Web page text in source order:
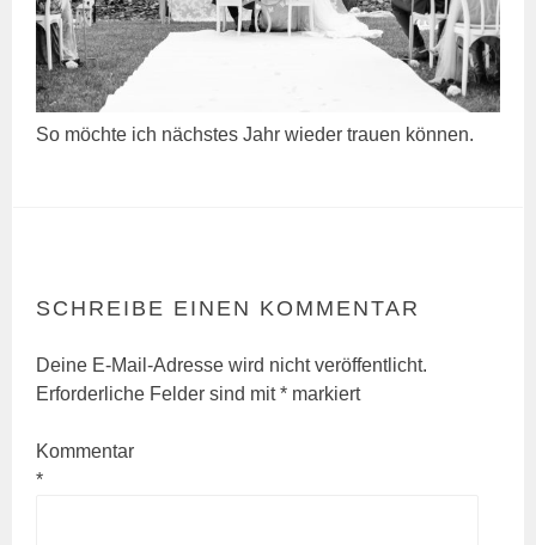
So möchte ich nächstes Jahr wieder trauen können.
SCHREIBE EINEN KOMMENTAR
Deine E-Mail-Adresse wird nicht veröffentlicht.
Erforderliche Felder sind mit* markiert
Kommentar
*